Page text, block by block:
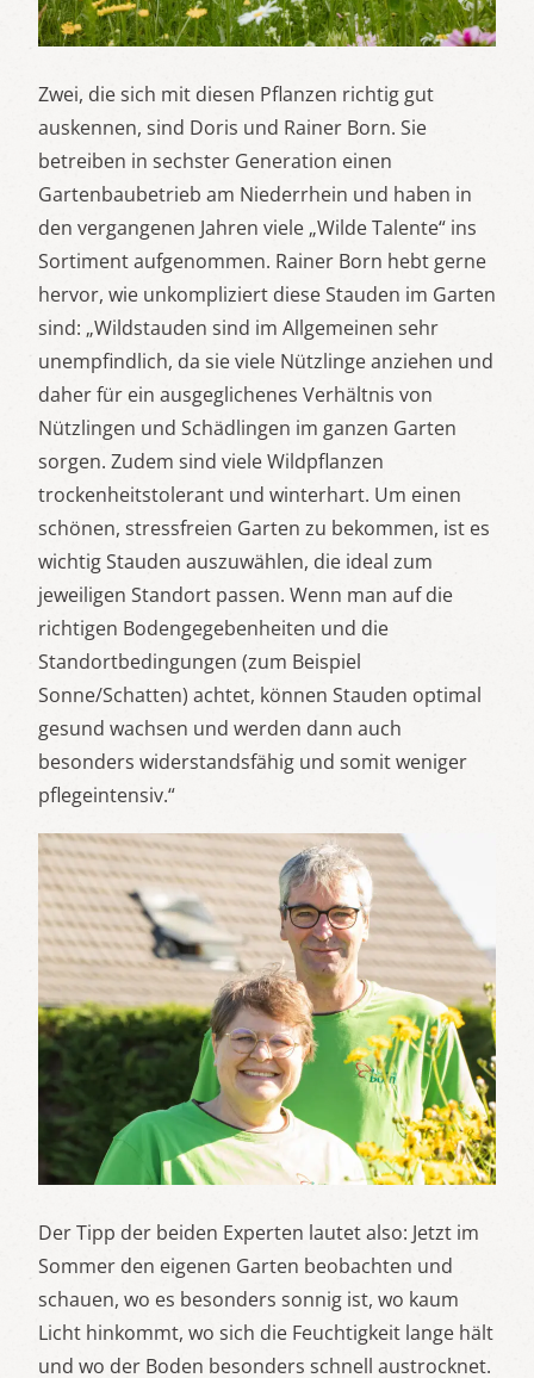
Zwei, die sich mit diesen Pflanzen richtig gut
auskennen, sind Doris und Rainer Born. Sie
betreiben in sechster Generation einen
Gartenbaubetrieb am Niederrhein und haben in
den vergangenen Jahren viele „Wilde Talente“ ins
Sortiment aufgenommen. Rainer Born hebt gerne
hervor, wie unkompliziert diese Stauden im Garten
sind: „Wildstauden sind im Allgemeinen sehr
unempfindlich, da sie viele Nützlinge anziehen und
daher für ein ausgeglichenes Verhältnis von
Nützlingen und Schädlingen im ganzen Garten
sorgen. Zudem sind viele Wildpflanzen
trockenheitstolerant und winterhart. Um einen
schönen, stressfreien Garten zu bekommen, ist es
wichtig Stauden auszuwählen, die ideal zum
jeweiligen Standort passen. Wenn man auf die
richtigen Bodengegebenheiten und die
Standortbedingungen (zum Beispiel
Sonne/Schatten) achtet, können Stauden optimal
gesund wachsen und werden dann auch
besonders widerstandsfähig und somit weniger
pflegeintensiv.“
Der Tipp der beiden Experten lautet also: Jetzt im
Sommer den eigenen Garten beobachten und
schauen, wo es besonders sonnig ist, wo kaum
Licht hinkommt, wo sich die Feuchtigkeit lange hält
und wo der Boden besonders schnell austrocknet.